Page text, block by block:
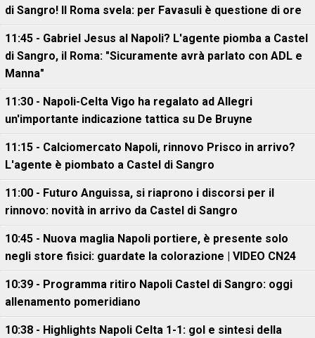
di Sangro! Il Roma svela: per Favasuli è questione di ore
11:45 - Gabriel Jesus al Napoli? L'agente piomba a Castel
di Sangro, il Roma: "Sicuramente avrà parlato con ADL e
Manna"
11:30 - Napoli-Celta Vigo ha regalato ad Allegri
un'importante indicazione tattica su De Bruyne
11:15 - Calciomercato Napoli, rinnovo Prisco in arrivo?
L'agente è piombato a Castel di Sangro
11:00 - Futuro Anguissa, si riaprono i discorsi per il
rinnovo: novità in arrivo da Castel di Sangro
10:45 - Nuova maglia Napoli portiere, è presente solo
negli store fisici: guardate la colorazione | VIDEO CN24
10:39 - Programma ritiro Napoli Castel di Sangro: oggi
allenamento pomeridiano
10:38 - Highlights Napoli Celta 1-1: gol e sintesi della